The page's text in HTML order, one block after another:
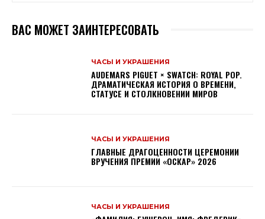
ВАС МОЖЕТ ЗАИНТЕРЕСОВАТЬ
ЧАСЫ И УКРАШЕНИЯ
AUDEMARS PIGUET × SWATCH: ROYAL POP.
ДРАМАТИЧЕСКАЯ ИСТОРИЯ О ВРЕМЕНИ,
СТАТУСЕ И СТОЛКНОВЕНИИ МИРОВ
ЧАСЫ И УКРАШЕНИЯ
ГЛАВНЫЕ ДРАГОЦЕННОСТИ ЦЕРЕМОНИИ
ВРУЧЕНИЯ ПРЕМИИ «ОСКАР» 2026
ЧАСЫ И УКРАШЕНИЯ